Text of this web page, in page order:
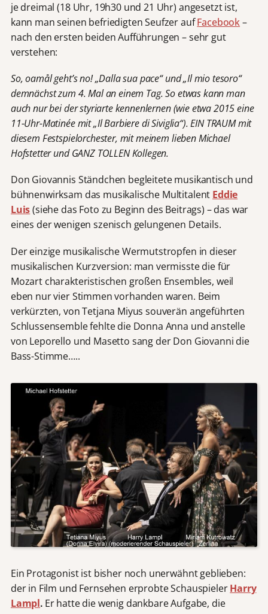
je dreimal (18 Uhr, 19h30 und 21 Uhr) angesetzt ist,
kann man seinen befriedigten Seufzer aufFacebook–
nach den ersten beiden Aufführungen – sehr gut
verstehen:
So, oamål geht’s no! „Dalla sua pace“ und „Il mio tesoro“
demnächst zum 4. Mal an einem Tag. So etwas kann man
auch nur bei der styriarte kennenlernen (wie etwa 2015 eine
11-Uhr-Matinée mit „Il Barbiere di Siviglia“). EIN TRAUM mit
diesem Festspielorchester, mit meinem lieben Michael
Hofstetter und GANZ TOLLEN Kollegen.
Don Giovannis Ständchen begleitete musikantisch und
bühnenwirksam das musikalische Multitalent Eddie
Luis(siehe das Foto zu Beginn des Beitrags) – das war
eines der wenigen szenisch gelungenen Details.
Der einzige musikalische Wermutstropfen in dieser
musikalischen Kurzversion: man vermisste die für
Mozart charakteristischen großen Ensembles, weil
eben nur vier Stimmen vorhanden waren. Beim
verkürzten, von Tetjana Miyus souverän angeführten
Schlussensemble fehlte die Donna Anna und anstelle
von Leporello und Masetto sang der Don Giovanni die
Bass-Stimme…..
Ein Protagonist ist bisher noch unerwähnt geblieben:
der in Film und Fernsehen erprobte SchauspielerHarry
Lampl. Er hatte die wenig dankbare Aufgabe, die